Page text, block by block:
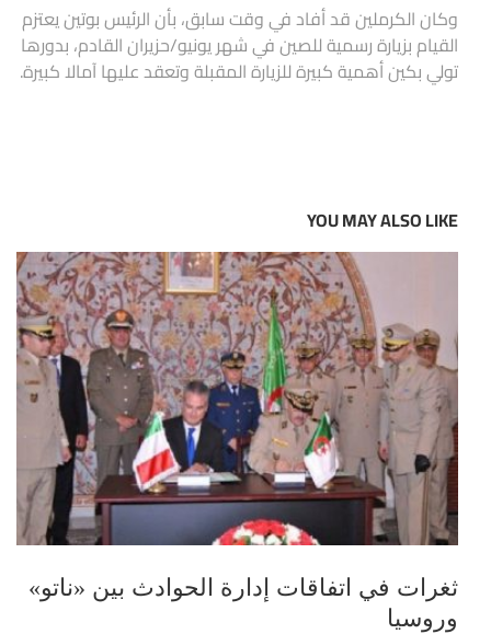
وكان الكرملين قد أفاد في وقت سابق، بأن الرئيس بوتين يعتزم
القيام بزيارة رسمية للصين في شهر يونيو/حزيران القادم، بدورها
تولي بكين أهمية كبيرة للزيارة المقبلة وتعقد عليها آمالا كبيرة.
YOU MAY ALSO LIKE
ثغرات في اتفاقات إدارة الحوادث بين «ناتو»
وروسيا